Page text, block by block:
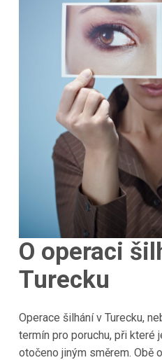
O operaci
Turecku
Operace šilhání v Turecku,
termín pro poruchu, při které
otočeno jiným směrem. Obě